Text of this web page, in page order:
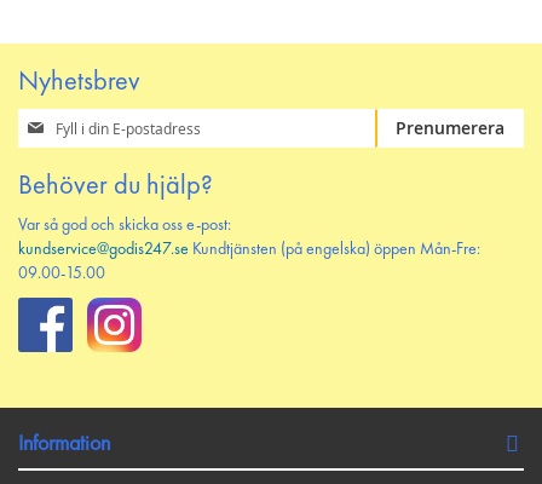
Nyhetsbrev
Prenumerera
på
nyhetsbrev
Prenumerera
Behöver du hjälp?
Var så god och skicka oss e-post:
kundservice@godis247.se Kundtjänsten (på engelska) öppen Mån-Fre:
09.00-15.00
Information